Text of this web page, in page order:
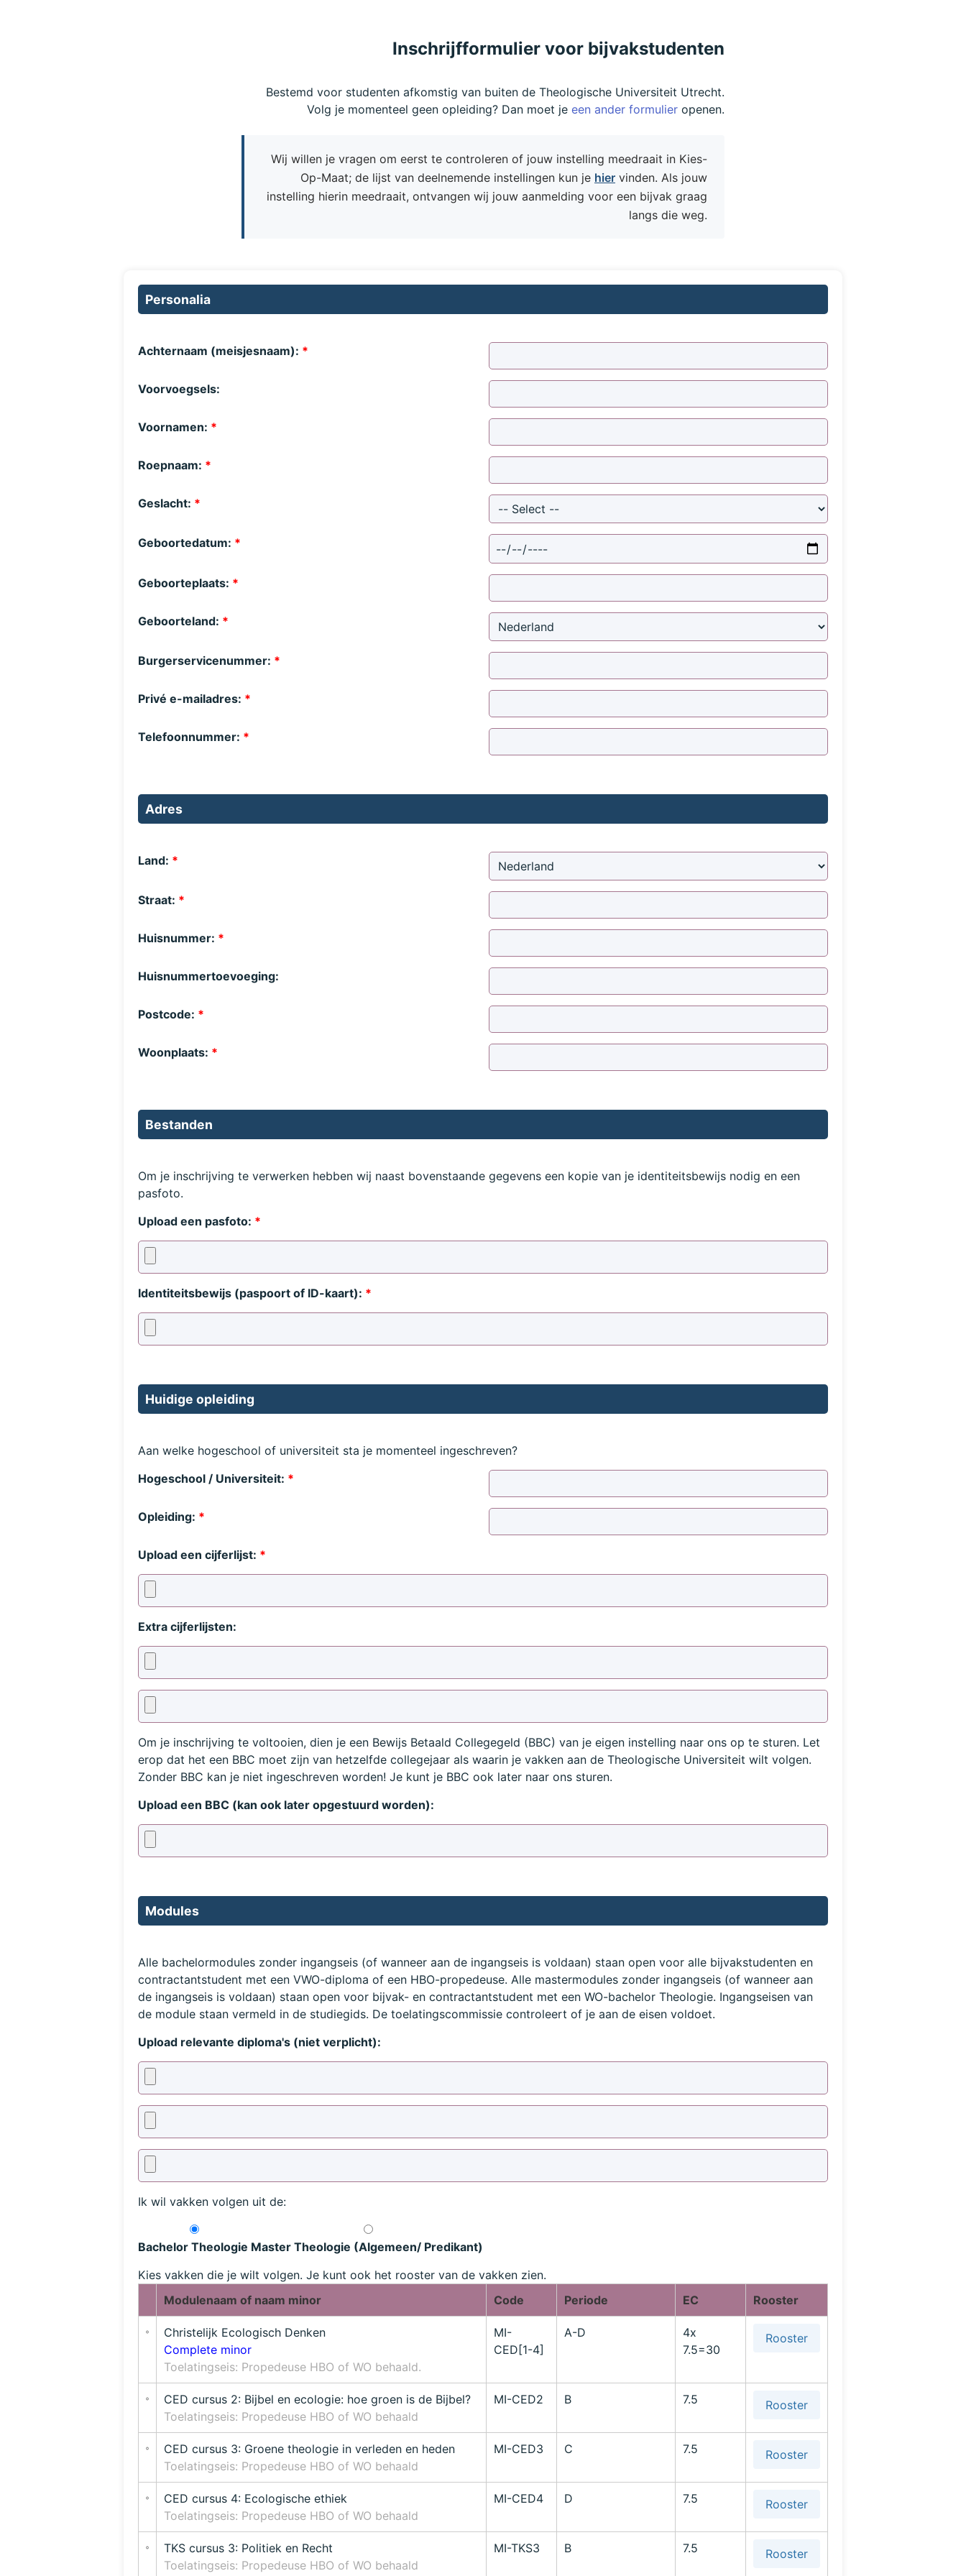
Inschrijfformulier voor bijvakstudenten
Bestemd voor studenten afkomstig van buiten de Theologische Universiteit Utrecht.
Volg je momenteel geen opleiding? Dan moet je een ander formulier openen.
Wij willen je vragen om eerst te controleren of jouw instelling meedraait in Kies-
Op-Maat; de lijst van deelnemende instellingen kun je hier vinden. Als jouw
instelling hierin meedraait, ontvangen wij jouw aanmelding voor een bijvak graag
langs die weg.
Personalia
Achternaam (meisjesnaam): *
Voorvoegsels:
Voornamen: *
Roepnaam: *
Geslacht: *
Geboortedatum: *
Geboorteplaats: *
Geboorteland: *
Burgerservicenummer: *
Privé e-mailadres: *
Telefoonnummer: *
Adres
Land: *
Straat: *
Huisnummer: *
Huisnummertoevoeging:
Postcode: *
Woonplaats: *
Bestanden
Om je inschrijving te verwerken hebben wij naast bovenstaande gegevens een kopie van je identiteitsbewijs nodig en een
pasfoto.
Upload een pasfoto: *
Identiteitsbewijs (paspoort of ID-kaart): *
Huidige opleiding
Aan welke hogeschool of universiteit sta je momenteel ingeschreven?
Hogeschool / Universiteit: *
Opleiding: *
Upload een cijferlijst: *
Extra cijferlijsten:
Om je inschrijving te voltooien, dien je een Bewijs Betaald Collegegeld (BBC) van je eigen instelling naar ons op te sturen. Let
erop dat het een BBC moet zijn van hetzelfde collegejaar als waarin je vakken aan de Theologische Universiteit wilt volgen.
Zonder BBC kan je niet ingeschreven worden! Je kunt je BBC ook later naar ons sturen.
Upload een BBC (kan ook later opgestuurd worden):
Modules
Alle bachelormodules zonder ingangseis (of wanneer aan de ingangseis is voldaan) staan open voor alle bijvakstudenten en
contractantstudent met een VWO-diploma of een HBO-propedeuse. Alle mastermodules zonder ingangseis (of wanneer aan
de ingangseis is voldaan) staan open voor bijvak- en contractantstudent met een WO-bachelor Theologie. Ingangseisen van
de module staan vermeld in de studiegids. De toelatingscommissie controleert of je aan de eisen voldoet.
Upload relevante diploma's (niet verplicht):
Ik wil vakken volgen uit de:
Bachelor Theologie Master Theologie (Algemeen/ Predikant)
Kies vakken die je wilt volgen. Je kunt ook het rooster van de vakken zien.
Modulenaam of naam minor
Code Periode EC Rooster
Christelijk Ecologisch Denken
Complete minor
Toelatingseis: Propedeuse HBO of WO behaald.
MI-
CED[1-4]
A-D
4x
7.5=30
Rooster
CED cursus 2: Bijbel en ecologie: hoe groen is de Bijbel?
Toelatingseis: Propedeuse HBO of WO behaald
MI-CED2 B 7.5 Rooster
CED cursus 3: Groene theologie in verleden en heden
Toelatingseis: Propedeuse HBO of WO behaald
MI-CED3 C 7.5 Rooster
CED cursus 4: Ecologische ethiek
Toelatingseis: Propedeuse HBO of WO behaald
MI-CED4 D 7.5 Rooster
TKS cursus 3: Politiek en Recht
Toelatingseis: Propedeuse HBO of WO behaald
MI-TKS3 B 7.5 Rooster